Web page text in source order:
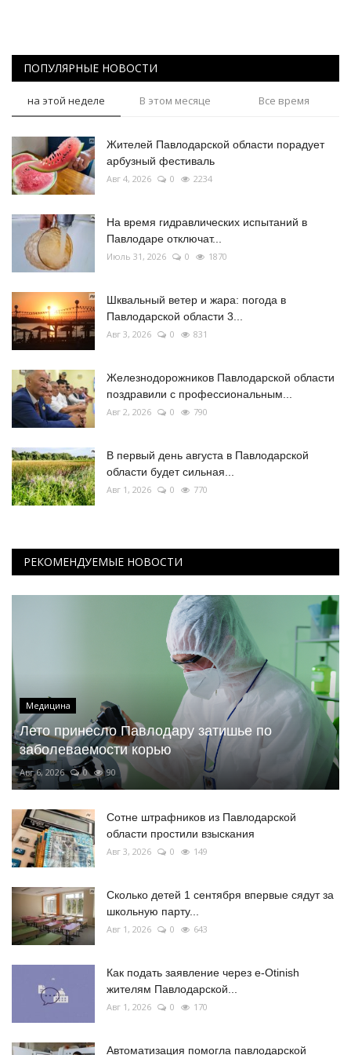
ПОПУЛЯРНЫЕ НОВОСТИ
на этой неделе В этом месяце Все время
Жителей Павлодарской области порадует
арбузный фестиваль
Авг 4, 2026 0 2234
На время гидравлических испытаний в
Павлодаре отключат...
Июль 31, 2026 0 1870
Шквальный ветер и жара: погода в
Павлодарской области 3...
Авг 3, 2026 0 831
Железнодорожников Павлодарской области
поздравили с профессиональным...
Авг 2, 2026 0 790
В первый день августа в Павлодарской
области будет сильная...
Авг 1, 2026 0 770
РЕКОМЕНДУЕМЫЕ НОВОСТИ
Медицина
Лето принесло Павлодару затишье по
заболеваемости корью
Авг 6, 2026 0 90
Сотне штрафников из Павлодарской
области простили взыскания
Авг 3, 2026 0 149
Сколько детей 1 сентября впервые сядут за
школьную парту...
Авг 1, 2026 0 643
Как подать заявление через e-Otinish
жителям Павлодарской...
Авг 1, 2026 0 170
Автоматизация помогла павлодарской